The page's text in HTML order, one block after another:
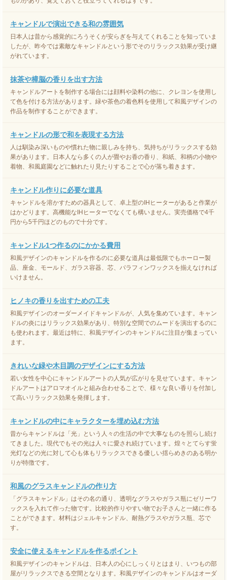
キャンドルで演出できる和の雰囲気
日本人は昔から感覚的にろうそくが安らぎを与えてくれることを知っていま
したが、昨今では素敵なキャンドルという形でそのリラックス効果が受け継
がれています。
抹茶や樟脳の香りを出す方法
キャンドルアートを制作する場合には顔料や染料の他に、クレヨンを使用し
て色を付ける方法があります。緑や茶色の着色料を使用して和風デザインの
作品を制作することができます。
キャンドルの形で和を表現する方法
人は馴染み深いものや慣れた物に親しみを持ち、気持ちがリラックスする効
果があります。日本人なら多くの人が畳やお香の香り、和紙、和柄の小物や
着物、和風庭園などに触れたり見たりすることで心が落ち着きます。
キャンドル作りに必要な道具
キャンドルを溶かすための器具として、卓上型のIHヒーターがあると作業が
はかどります。高機能なIHヒーターでなくても構いません。実売価格で4千
円から5千円ほどのもので十分です。
キャンドル1つ作るのにかかる費用
和風デザインのキャンドルを作るのに必要な道具は最低限でもホーロー製
品、座金、モールド、ガラス容器、芯、パラフィンワックスを揃えなければ
いけません。
ヒノキの香りを出すための工夫
和風デザインのオーダーメイドキャンドルが、人気を集めています。キャン
ドルの炎にはリラックス効果があり、特別な空間でのムードを演出するのに
も使われます。最近は特に、和風デザインのキャンドルに注目が集まってい
ます。
きれいな緑や木目調のデザインにする方法
若い女性を中心にキャンドルアートの人気が広がりを見せています。キャン
ドルアートはアロマオイルと組み合わせることで、様々な良い香りを付加し
て高いリラックス効果を発揮します。
キャンドルの中にキャラクターを埋め込む方法
昔からキャンドルは「光」という人々の生活の中で大事なものを照らし続け
てきました。現代でもその光は人々に愛され続けています。煌々とてらす蛍
光灯などの光に対して心も体もリラックスできる優しい揺らめきのある明か
りが特徴です。
和風のグラスキャンドルの作り方
「グラスキャンドル」はその名の通り、透明なグラスやガラス瓶にゼリーワ
ックスを入れて作った物です。比較的作りやすい物でお子さんと一緒に作る
ことができます。材料はジェルキャンドル、耐熱グラスやガラス瓶、芯で
す。
安全に使えるキャンドルを作るポイント
和風デザインのキャンドルは、日本人の心にしっくりとはまり、いつもの部
屋がリラックスできる空間となります。和風デザインのキャンドルはオーダ